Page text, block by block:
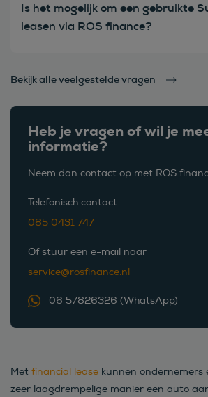
Heb je vragen of wil je
informatie?
Neem dan contact op met ROS
Telefonisch contact
085 0431 747
Of stuur een e-mail naar
service@rosfinance.nl
06 57826326 (WhatsApp)
Is het mogelijk om een gebruikte
leasen via ROS finance?
Bekijk alle veelgestelde vragen
Met financial lease kunnen ondernemers
zeer laagdrempelige manier een auto